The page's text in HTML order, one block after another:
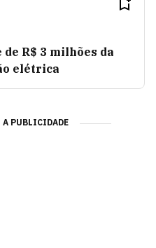
R$ 3 milhões da
elétrica
A PUBLICIDADE